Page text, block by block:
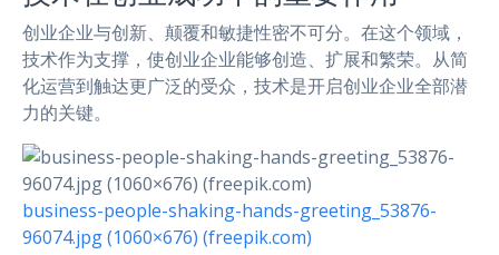
创业企业与创新、颠覆和敏捷性密不可分。在这个领域，
技术作为支撑，使创业企业能够创造、扩展和繁荣。从简
化运营到触达更广泛的受众，技术是开启创业企业全部潜
力的关键。
business-people-shaking-hands-greeting_53876-
96074.jpg (1060×676) (freepik.com)